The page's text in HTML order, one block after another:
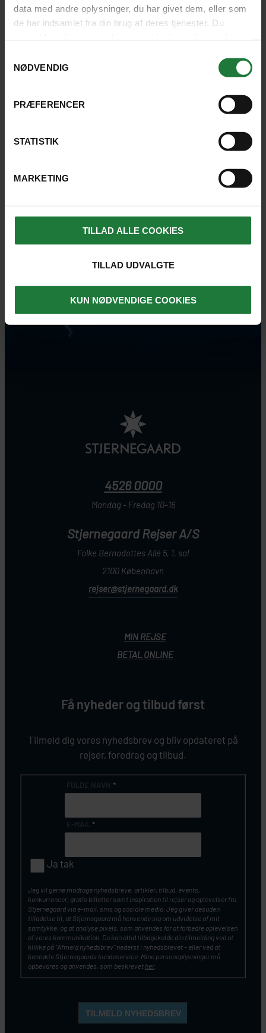
data med andre oplysninger, du har givet dem, eller som
de har indsamlet fra din brug af deres tjenester. Du
NØDVENDIG
PRÆFERENCER
STATISTIK
MARKETING
TILLAD ALLE COOKIES
TILLAD UDVALGTE
KUN NØDVENDIGE COOKIES
4526 0000
Mandag - Fredag 10-16
Stjernegaard Rejser A/S
Folke Bernadottes Allé 5, 1. sal
2100 København
rejser@stjernegaard.dk
MIN REJSE
BETAL ONLINE
Få nyheder og tilbud først
Tilmeld dig vores nyhedsbrev og bliv opdateret på
rejser, foredrag og tilbud.
*
*
Ja tak
Jeg vil gerne modtage nyhedsbreve, artikler, tilbud, events,
konkurrencer, gratis billetter samt inspiration til rejser og oplevelser fra
Stjernegaard via e-mail, sms og sociale media. Jeg giver desuden
tilladelse til, at Stjernegaard må henvende sig om udvidelse af mit
samtykke, og at analyse pixels, som anvendes for at forbedre oplevelsen
af vores kommunikation. Du kan altid tilbagekalde din tilmelding ved at
klikke på ”Afmeld nyhedsbrev” nederst i nyhedsbrevet – eller ved at
kontakte Stjernegaards kundeservice. Mine personoplysninger må
opbevares og anvendes, som beskrevet her